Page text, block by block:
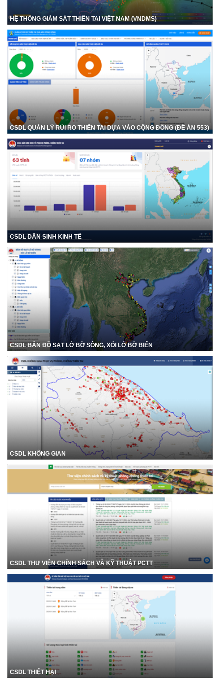
HỆ THỐNG GIÁM SÁT THIÊN TAI VIỆT NAM (VNDMS)
CSDL QUẢN LÝ RỦI RO THIÊN TAI DỰA VÀO CỘNG ĐỒNG (ĐỀ ÁN 553)
CSDL DÂN SINH KINH TẾ
CSDL BẢN ĐỒ SẠT LỞ BỜ SÔNG, XÓI LỞ BỜ BIỂN
CSDL KHÔNG GIAN
CSDL THƯ VIỆN CHÍNH SÁCH VÀ KỸ THUẬT PCTT
CSDL THIỆT HẠI